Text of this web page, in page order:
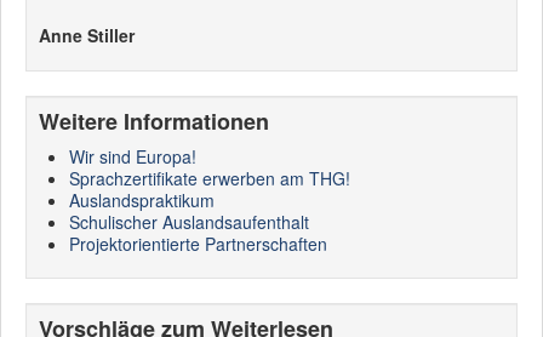
Anne Stiller
Weitere Informationen
Wir sind Europa!
Sprachzertifikate erwerben am THG!
Auslandspraktikum
Schulischer Auslandsaufenthalt
Projektorientierte Partnerschaften
Vorschläge zum Weiterlesen